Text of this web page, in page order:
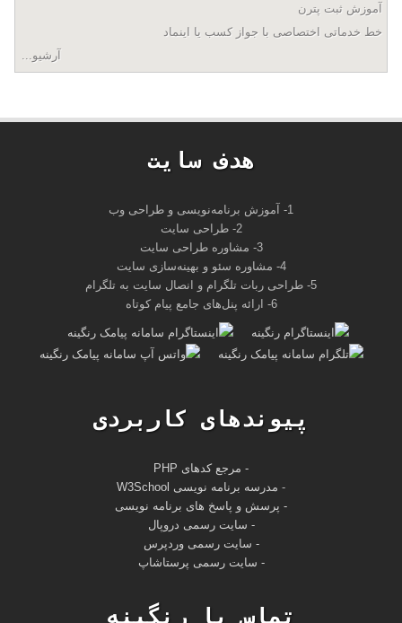
آموزش ثبت پترن
خط خدماتی اختصاصی با جواز کسب یا اینماد
آرشیو...
هدف سايت
1- آموزش برنامه‌نویسی و طراحی وب
2- طراحی سایت
3- مشاوره طراحی سایت
4- مشاوره سئو و بهینه‌سازی سایت
5- طراحی ربات تلگرام و انصال سایت به تلگرام
6- ارائه پنل‌های جامع پیام کوتاه
پیوندهای کاربردی
- مرجع کدهای PHP
- مدرسه برنامه نویسی W3School
- پرسش و پاسخ های برنامه نویسی
- سایت رسمی دروپال
- سایت رسمی وردپرس
- سایت رسمی پرستاشاپ
تماس با رنگینه